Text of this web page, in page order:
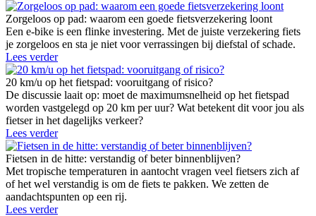
Zorgeloos op pad: waarom een goede fietsverzekering loont
Een e-bike is een flinke investering. Met de juiste verzekering fiets
je zorgeloos en sta je niet voor verrassingen bij diefstal of schade.
Lees verder
20 km/u op het fietspad: vooruitgang of risico?
De discussie laait op: moet de maximumsnelheid op het fietspad
worden vastgelegd op 20 km per uur? Wat betekent dit voor jou als
fietser in het dagelijks verkeer?
Lees verder
Fietsen in de hitte: verstandig of beter binnenblijven?
Met tropische temperaturen in aantocht vragen veel fietsers zich af
of het wel verstandig is om de fiets te pakken. We zetten de
aandachtspunten op een rij.
Lees verder